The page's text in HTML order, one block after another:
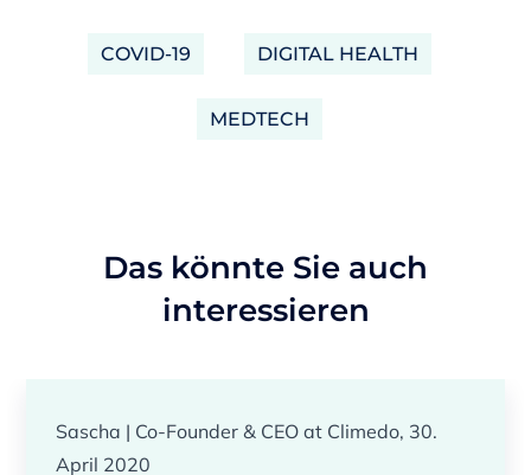
COVID-19 DIGITAL HEALTH
MEDTECH
Das könnte Sie auch
interessieren
Sascha | Co-Founder & CEO at Climedo, 30.
April 2020